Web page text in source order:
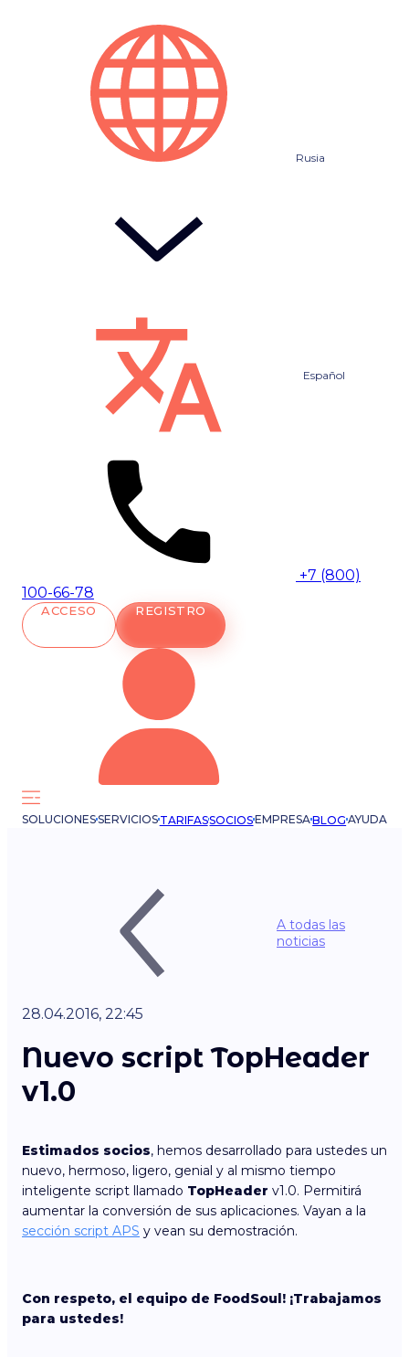
Rusia
Español
+7 (800)
100-66-78
ACCESO REGISTRO
SOLUCIONESSERVICIOSTARIFASSOCIOSEMPRESABLOGAYUDA
A todas las
noticias
28.04.2016, 22:45
Nuevo script TopHeader
v1.0
Estimados socios, hemos desarrollado para ustedes un
nuevo, hermoso, ligero, genial y al mismo tiempo
inteligente script llamado TopHeader v1.0. Permitirá
aumentar la conversión de sus aplicaciones. Vayan a la
sección script APS y vean su demostración.
Con respeto, el equipo de FoodSoul! ¡Trabajamos
para ustedes!